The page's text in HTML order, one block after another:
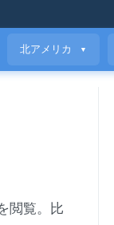
北アメリカ ▼
閲覧。比